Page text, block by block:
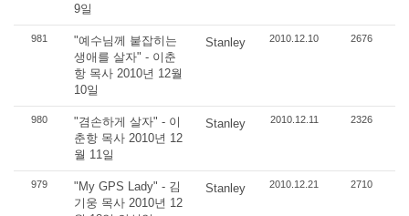
9일
981
"예수님께 붙잡히는
생애를 살자" - 이춘
항 목사 2010년 12월
10일
Stanley 2010.12.10 2676
980
"겸손하게 살자" - 이
춘항 목사 2010년 12
월 11일
Stanley 2010.12.11 2326
979
"My GPS Lady" - 김
기웅 목사 2010년 12
Stanley 2010.12.21 2710